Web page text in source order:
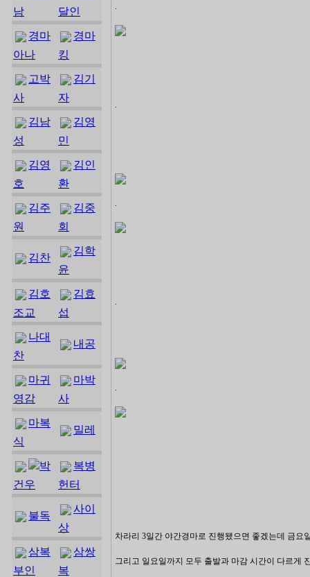
남
달인
경마
아나
경마
킹
고박
사
김기
자
김남
성
김영
민
김영
호
김인
환
김주
원
김중
회
김찬
김학
윤
김호
조교
김효
섭
나대
찬
내공
마귀
영감
마박
사
마복
식
밀레
박
건우
복병
헌터
불독
사이
상
삼복
부인
삼쌍
복
.
.
.
.
.
차라리 3일간 야간경마로 진행됐으면 좋겠는데 금요
그리고 일요일까지 모두 출발과 마감 시간이 다르게